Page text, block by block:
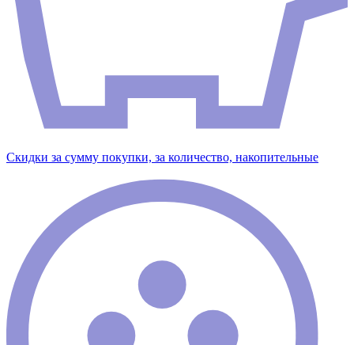
Скидки за сумму покупки, за количество, накопительные